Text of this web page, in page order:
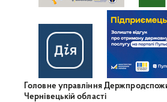
Головне управління
Чернівецькій області